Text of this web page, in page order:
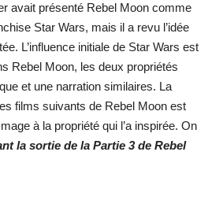
avait présenté Rebel Moon comme
Star Wars, mais il a revu l’idée
L’influence initiale de Star Wars est
Rebel Moon, les deux propriétés
et une narration similaires. La
films suivants de Rebel Moon est
à la propriété qui l’a inspirée. On
la sortie de la Partie 3 de Rebel